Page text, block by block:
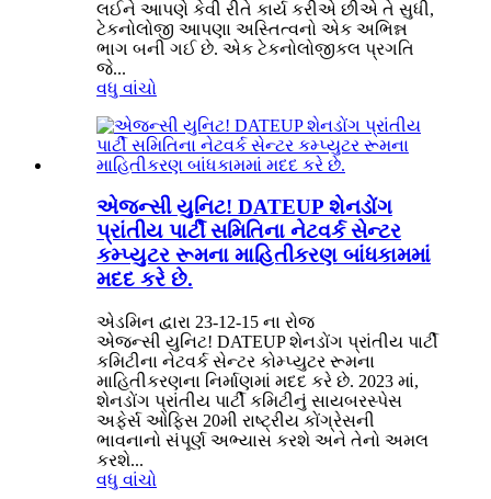
લઈને આપણે કેવી રીતે કાર્ય કરીએ છીએ તે સુધી,
ટેકનોલોજી આપણા અસ્તિત્વનો એક અભિન્ન
ભાગ બની ગઈ છે. એક ટેકનોલોજીકલ પ્રગતિ
જે...
વધુ વાંચો
એજન્સી યુનિટ! DATEUP શેનડોંગ
પ્રાંતીય પાર્ટી સમિતિના નેટવર્ક સેન્ટર
કમ્પ્યુટર રૂમના માહિતીકરણ બાંધકામમાં
મદદ કરે છે.
એડમિન દ્વારા 23-12-15 ના રોજ
એજન્સી યુનિટ! DATEUP શેનડોંગ પ્રાંતીય પાર્ટી
કમિટીના નેટવર્ક સેન્ટર કોમ્પ્યુટર રૂમના
માહિતીકરણના નિર્માણમાં મદદ કરે છે. 2023 માં,
શેનડોંગ પ્રાંતીય પાર્ટી કમિટીનું સાયબરસ્પેસ
અફેર્સ ઓફિસ 20મી રાષ્ટ્રીય કોંગ્રેસની
ભાવનાનો સંપૂર્ણ અભ્યાસ કરશે અને તેનો અમલ
કરશે...
વધુ વાંચો